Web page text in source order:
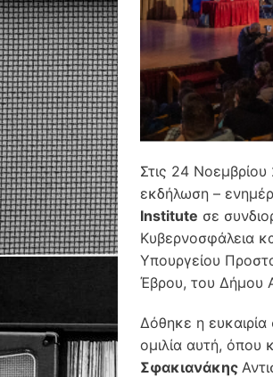
Στις 24
εκδήλωση –
Institute σε
Κυβερνοσφάλεια
Υπουργείου
Έβρου, του Δήμου
Δόθηκε η
ομιλία αυτή, όπου
Σφακιανάκης